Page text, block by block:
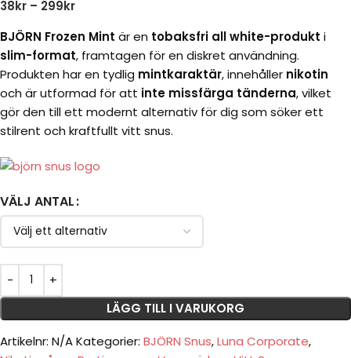
38kr – 299kr
BJÖRN Frozen Mint är en tobaksfri all white-produkt i
slim-format, framtagen för en diskret användning.
Produkten har en tydlig mintkaraktär, innehåller nikotin
och är utformad för att inte missfärga tänderna, vilket
gör den till ett modernt alternativ för dig som söker ett
stilrent och kraftfullt vitt snus.
VÄLJ ANTAL
LÄGG TILL I VARUKORG
Artikelnr: N/AKategorier: BJÖRN Snus,Luna Corporate,